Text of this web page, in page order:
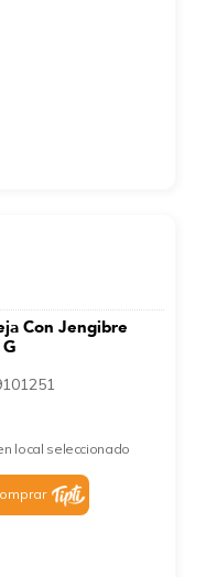
Con Jengibre
local seleccionado